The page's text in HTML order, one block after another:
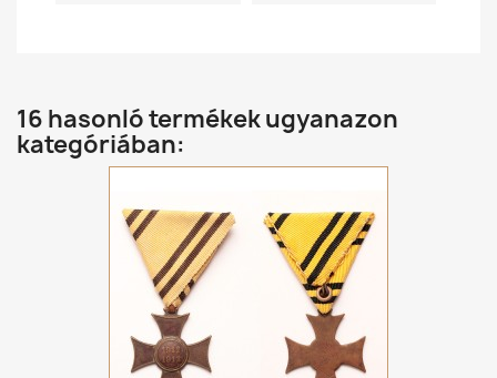
16 hasonló termékek ugyanazon
kategóriában: